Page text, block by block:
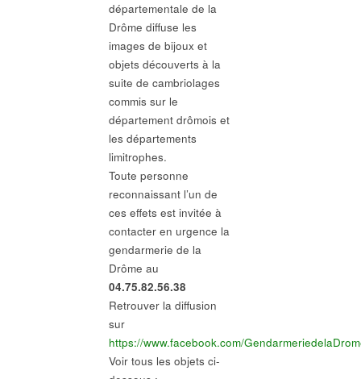
départementale de la
Drôme diffuse les
images de bijoux et
objets découverts à la
suite de cambriolages
commis sur le
département drômois et
les départements
limitrophes.
Toute personne
reconnaissant l’un de
ces effets est invitée à
contacter en urgence la
gendarmerie de la
Drôme au
04.75.82.56.38
Retrouver la diffusion
sur
https://www.facebook.com/
Voir tous les objets ci-